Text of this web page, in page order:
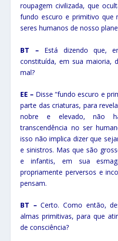
roupagem civilizada, que
fundo escuro e primitivo que
seres humanos de nosso
BT – Está dizendo que,
constituída, em sua maioria,
mal?
EE – Disse “fundo escuro e
parte das criaturas, para
nobre e elevado, não
transcendência no ser
isso não implica dizer que
e sinistros. Mas que são
e infantis, em sua
propriamente perversos e
pensam.
BT –Certo. Como então,
almas primitivas, para que
de consciência?